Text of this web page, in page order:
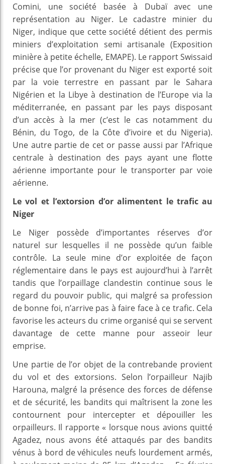
Comini, une société basée à Dubaï avec une
représentation au Niger. Le cadastre minier du
Niger, indique que cette société détient des permis
miniers d’exploitation semi artisanale (Exposition
minière à petite échelle, EMAPE). Le rapport Swissaid
précise que l’or provenant du Niger est exporté soit
par la voie terrestre en passant par le Sahara
Nigérien et la Libye à destination de l’Europe via la
méditerranée, en passant par les pays disposant
d’un accès à la mer (c’est le cas notamment du
Bénin, du Togo, de la Côte d’ivoire et du Nigeria).
Une autre partie de cet or passe aussi par l’Afrique
centrale à destination des pays ayant une flotte
aérienne importante pour le transporter par voie
aérienne.
Le vol et l’extorsion d’or alimentent le trafic au
Niger
Le Niger possède d’importantes réserves d’or
naturel sur lesquelles il ne possède qu’un faible
contrôle. La seule mine d’or exploitée de façon
réglementaire dans le pays est aujourd’hui à l’arrêt
tandis que l’orpaillage clandestin continue sous le
regard du pouvoir public, qui malgré sa profession
de bonne foi, n’arrive pas à faire face à ce trafic. Cela
favorise les acteurs du crime organisé qui se servent
davantage de cette manne pour asseoir leur
emprise.
Une partie de l’or objet de la contrebande provient
du vol et des extorsions. Selon l’orpailleur Najib
Harouna, malgré la présence des forces de défense
et de sécurité, les bandits qui maîtrisent la zone les
contournent pour intercepter et dépouiller les
orpailleurs. Il rapporte « lorsque nous avions quitté
Agadez, nous avons été attaqués par des bandits
vénus à bord de véhicules neufs lourdement armés,